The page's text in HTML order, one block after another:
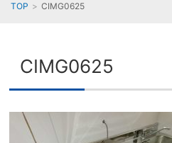
TOP CIMG0625
CIMG0625